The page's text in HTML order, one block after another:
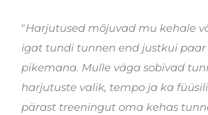
"Harjutused mõjuvad mu kehale
igat tundi tunnen end justkui
pikemana. Mulle väga sobivad
harjutuste valik, tempo ja ka
pärast treeningut oma kehas